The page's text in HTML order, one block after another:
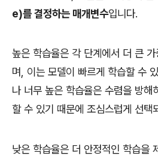
e)를 결정하는 매개변수입니다.
높은 학습율은 각 단계에서 더 큰
며, 이는 모델이 빠르게 학습할 수
나 너무 높은 학습율은 수렴을 방
할 수 있기 때문에 조심스럽게 선택
낮은 학습율은 더 안정적인 학습을